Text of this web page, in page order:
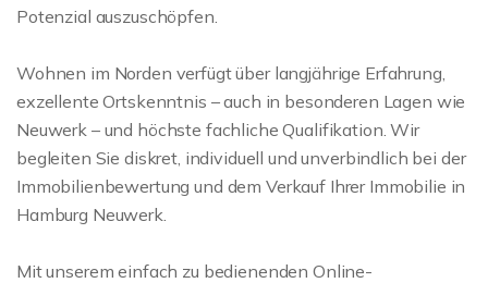
Potenzial auszuschöpfen.
Wohnen im Norden verfügt über langjährige Erfahrung,
exzellente Ortskenntnis – auch in besonderen Lagen wie
Neuwerk – und höchste fachliche Qualifikation. Wir
begleiten Sie diskret, individuell und unverbindlich bei der
Immobilienbewertung und dem Verkauf Ihrer Immobilie in
Hamburg Neuwerk.
Mit unserem einfach zu bedienenden Online-